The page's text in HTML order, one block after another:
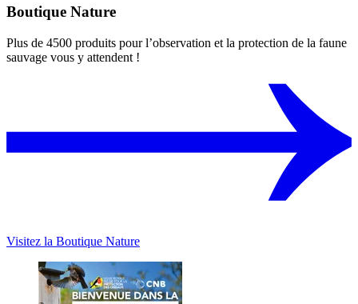
Boutique Nature
Plus de 4500 produits pour l’observation et la protection de la faune
sauvage vous y attendent !
Visitez la Boutique Nature